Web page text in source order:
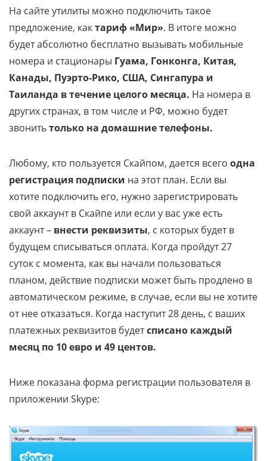
На сайте утилиты можно подключить такое
предложение, кактариф «Мир». В итоге можно
будет абсолютно бесплатно вызывать мобильные
номера и стационары Гуама, Гонконга, Китая,
Канады, Пуэрто-Рико, США, Сингапура и
Таиланда в течение целого месяца. На номера в
других странах, в том числе и РФ, можно будет
звонитьтолько на домашние телефоны.
Любому, кто пользуется Скайпом, дается всего одна
регистрация подписки на этот план. Если вы
хотите подключить его, нужно зарегистрировать
свой аккаунт в Скайпе или если у вас уже есть
аккаунт – внести реквизиты, с которых будет в
будущем списываться оплата. Когда пройдут 27
суток с момента, как вы начали пользоваться
планом, действие подписки может быть продлено в
автоматическом режиме, в случае, если вы не хотите
от нее отказаться. Когда наступит 28 день, с ваших
платежных реквизитов будетсписано каждый
месяц по 10 евро и 49 центов.
Ниже показана форма регистрации пользователя в
приложении Skype: